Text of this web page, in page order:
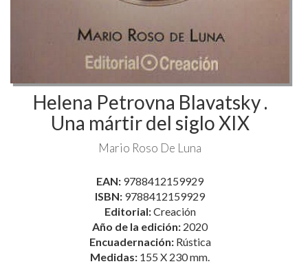
Helena Petrovna Blavatsky .
Una mártir del siglo XIX
Mario Roso De Luna
EAN: 9788412159929
ISBN: 9788412159929
Editorial:Creación
Año de la edición: 2020
Encuadernación: Rústica
Medidas: 155 X 230 mm.